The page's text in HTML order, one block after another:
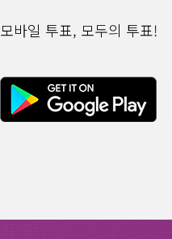
모바일 투표, 모두의 투표!